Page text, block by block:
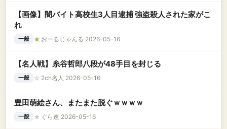
【画像】闇バイト高校生3人目逮捕 強盗殺人された家がこ
れ
一般 ★ おーるじゃんる 2026-05-16
【名人戦】糸谷哲郎八段が48手目を封じる
一般 ☆ 2ch名人 2026-05-16
豊田萌絵さん、またまた脱ぐｗｗｗｗ
一般 ★ ぐら速 2026-05-16